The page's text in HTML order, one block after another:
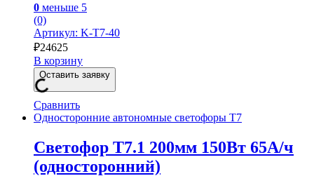
0 меньше 5
(0)
Артикул: K-T7-40
₽24625
В корзину
Оставить заявку
Сравнить
Односторонние автономные светофоры Т7
Светофор Т7.1 200мм 150Вт 65А/ч
(односторонний)